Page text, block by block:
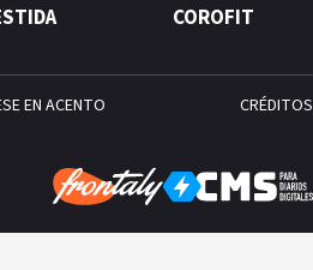
COROFIT
EN ACENTO CRÉDITOS